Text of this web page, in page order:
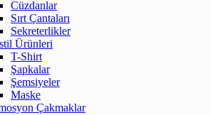
Cüzdanlar
Sırt Çantaları
Sekreterlikler
Ürünleri
T-Shirt
Şapkalar
Şemsiyeler
Maske
Çakmaklar